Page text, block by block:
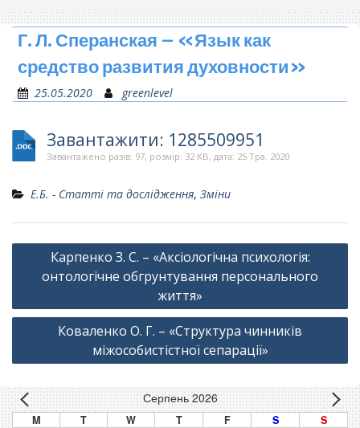
Г. Л. Сперанская – «Язык как
средство развития духовности»
25.05.2020 greenlevel
Завантажити: 1285509951
Завантажено разів: 97, розмір: 32 KB, дата: 25 Тра. 2020
Е.Б. - Статті та дослідження, Зміни
Навігація
записів
Карпенко З. С. – «Аксіологічна психологія:
онтологічне обгрунтування персонального
життя»
Коваленко О. Г. – «Структура чинників
міжособистістної сепарації»
Серпень 2026
M T W T F S S